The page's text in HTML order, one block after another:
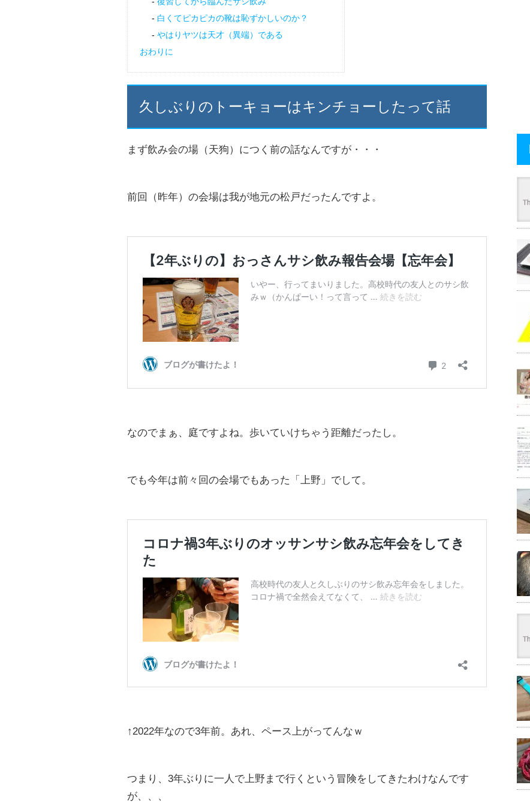
白くてピカピカの靴は恥ずかしいのか？
やはりヤツは天才（異端）である
おわりに
久しぶりのトーキョーはキンチョーしたって話
まず飲み会の場（天狗）につく前の話なんですが・・・
前回（昨年）の会場は我が地元の松戸だったんですよ。
なのでまぁ、庭ですよね。歩いていけちゃう距離だったし。
でも今年は前々回の会場でもあった「上野」でして。
↑2022年なので3年前。あれ、ペース上がってんなｗ
つまり、3年ぶりに一人で上野まで行くという冒険をしてきたわけなんです
が、、、